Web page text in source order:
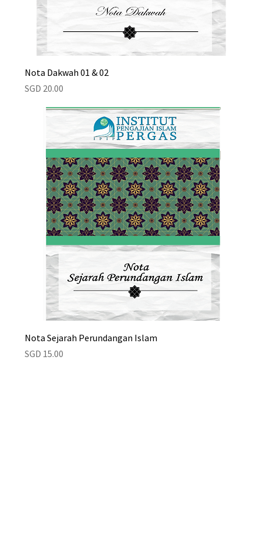
Nota Dakwah 01 & 02
Price
SGD 20.00
Nota Sejarah Perundangan Islam
Price
SGD 15.00